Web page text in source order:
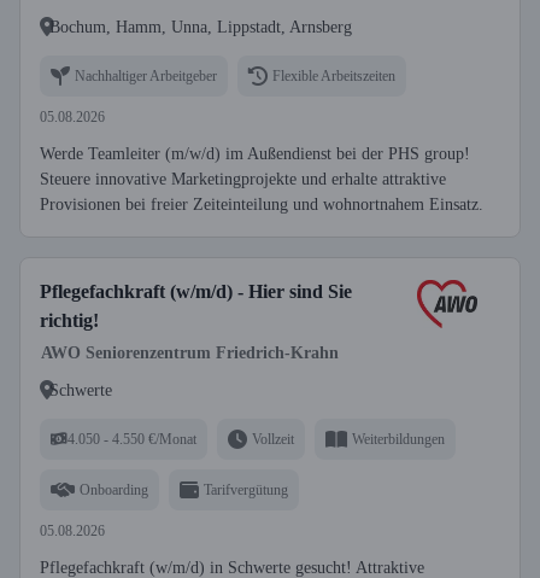
Bochum, Hamm, Unna, Lippstadt, Arnsberg
Nachhaltiger Arbeitgeber Flexible Arbeitszeiten
05.08.2026
Werde Teamleiter (m/w/d) im Außendienst bei der PHS group!
Steuere innovative Marketingprojekte und erhalte attraktive
Provisionen bei freier Zeiteinteilung und wohnortnahem Einsatz.
Pflegefachkraft (w/m/d) - Hier sind Sie
richtig!
AWO Seniorenzentrum Friedrich-Krahn
Schwerte
4.050 - 4.550 €/Monat Vollzeit Weiterbildungen
Onboarding Tarifvergütung
05.08.2026
Pflegefachkraft (w/m/d) in Schwerte gesucht! Attraktive